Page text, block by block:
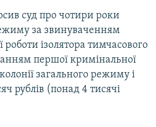
суд про чотири роки
за звинуваченням
роботи ізолятора тимчасового
першої кримінальної
загального режиму і
рублів (понад 4 тисячі